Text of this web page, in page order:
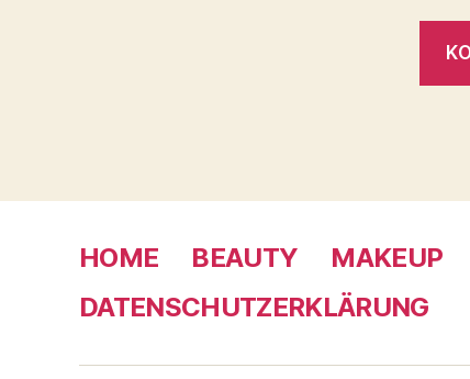
HOME BEAUTY MAKEUP
DATENSCHUTZERKLÄRUNG